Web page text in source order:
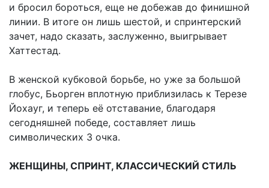
и бросил бороться, еще не добежав до финишной
линии. В итоге он лишь шестой, и спринтерский
зачет, надо сказать, заслуженно, выигрывает
Хаттестад.
В женской кубковой борьбе, но уже за большой
глобус, Бьорген вплотную приблизилась к Терезе
Йохауг, и теперь её отставание, благодаря
сегодняшней победе, составляет лишь
символических 3 очка.
ЖЕНЩИНЫ, СПРИНТ, КЛАССИЧЕСКИЙ СТИЛЬ